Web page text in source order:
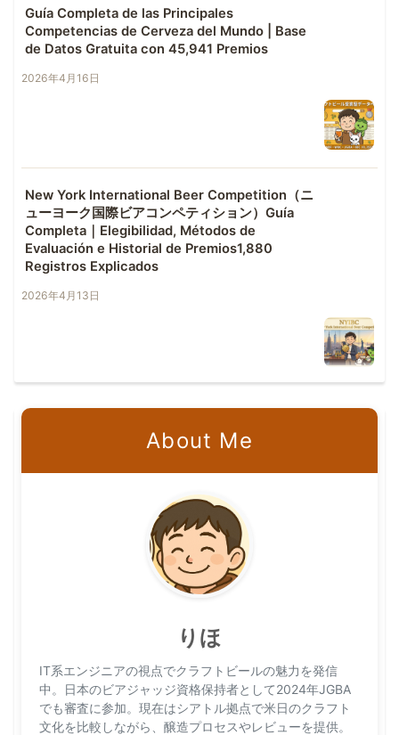
Guía Completa de las Principales
Competencias de Cerveza del Mundo | Base
de Datos Gratuita con 45,941 Premios
2026年4月16日
New York International Beer Competition（ニ
ューヨーク国際ビアコンペティション）Guía
Completa｜Elegibilidad, Métodos de
Evaluación e Historial de Premios1,880
Registros Explicados
2026年4月13日
About Me
りほ
IT系エンジニアの視点でクラフトビールの魅力を発信
中。日本のビアジャッジ資格保持者として2024年JGBA
でも審査に参加。現在はシアトル拠点で米日のクラフト
文化を比較しながら、醸造プロセスやレビューを提供。